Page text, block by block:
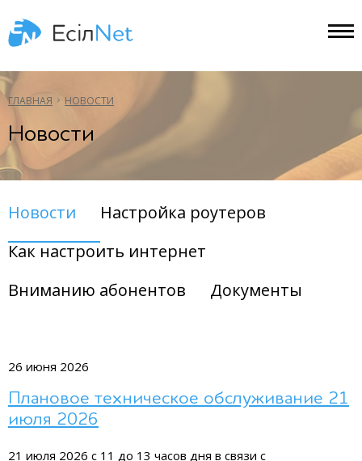
ГЛАВНАЯ НОВОСТИ
Новости
Новости
Настройка роутеров
Как настроить интернет
Вниманию абонентов
Документы
26 июня 2026
Плановое техническое обслуживание 21
июля 2026
21 июля 2026 с 11 до 13 часов дня в связи с